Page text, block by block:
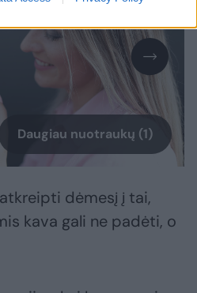
Daugiau nuotraukų (1)
dėmesį į tai,
kava gali ne padėti, o